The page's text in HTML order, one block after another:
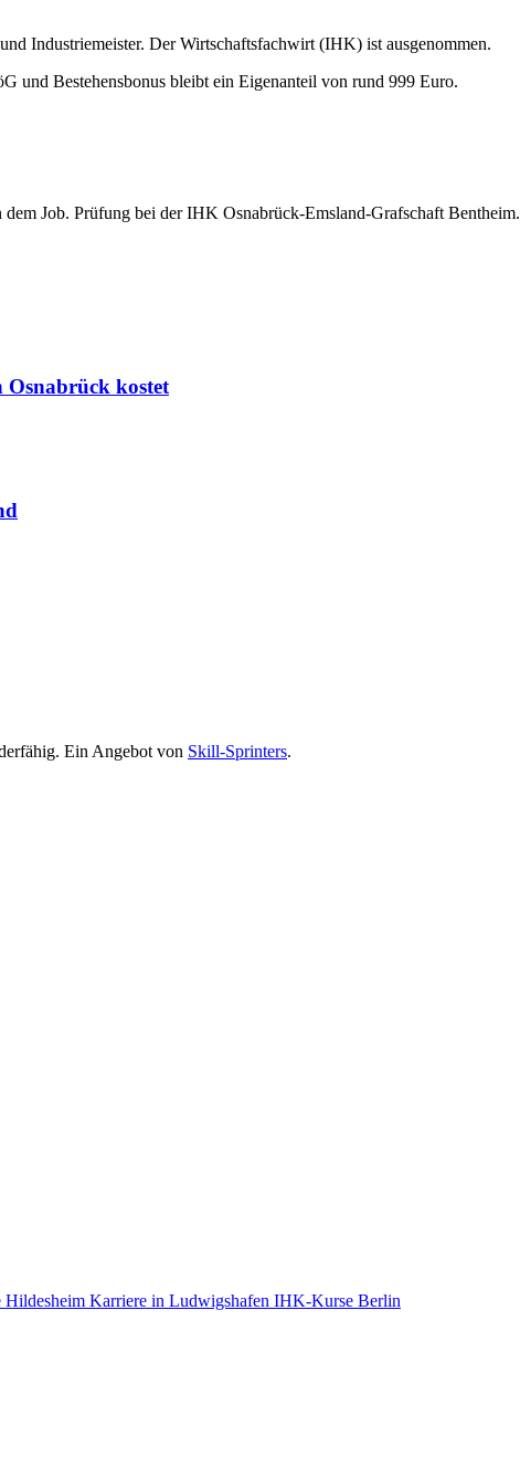
Industriemeister. Der Wirtschaftsfachwirt (IHK) ist ausgenommen.
und Bestehensbonus bleibt ein Eigenanteil von rund 999 Euro.
Job. Prüfung bei der IHK Osnabrück-Emsland-Grafschaft Bentheim.
Osnabrück kostet
Ein Angebot von Skill-Sprinters.
Hildesheim Karriere in Ludwigshafen IHK-Kurse Berlin